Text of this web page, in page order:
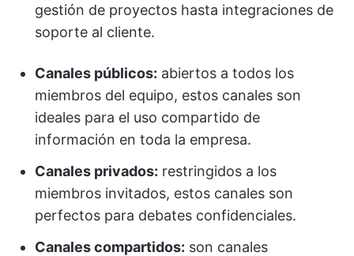
gestión de proyectos hasta integraciones de
soporte al cliente.
Canales públicos: abiertos a todos los
miembros del equipo, estos canales son
ideales para el uso compartido de
información en toda la empresa.
Canales privados: restringidos a los
miembros invitados, estos canales son
perfectos para debates confidenciales.
Canales compartidos: son canales